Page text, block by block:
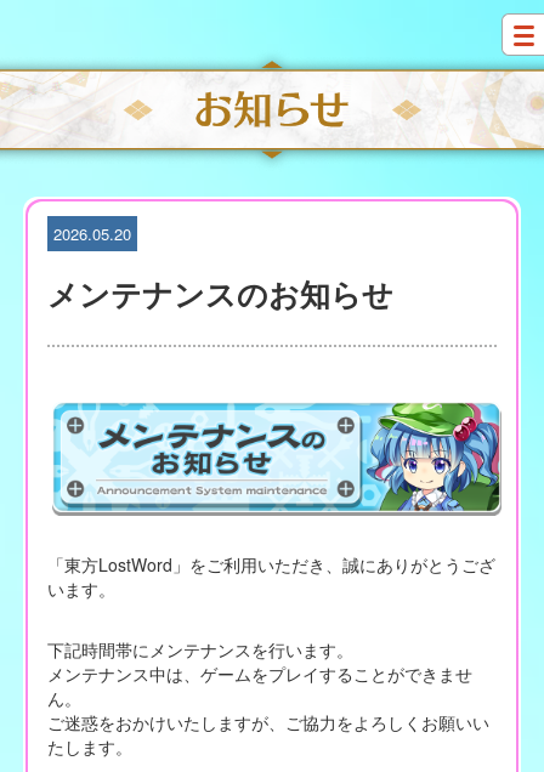
i
p
t
o
c
2026.05.20
メンテナンスのお知らせ
「東方LostWord」をご利用いただき、誠にありがとうござ
います。
下記時間帯にメンテナンスを行います。
メンテナンス中は、ゲームをプレイすることができませ
ん。
ご迷惑をおかけいたしますが、ご協力をよろしくお願いい
たします。